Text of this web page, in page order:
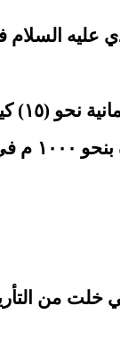
السلام
كيلومتراً،
خلت من